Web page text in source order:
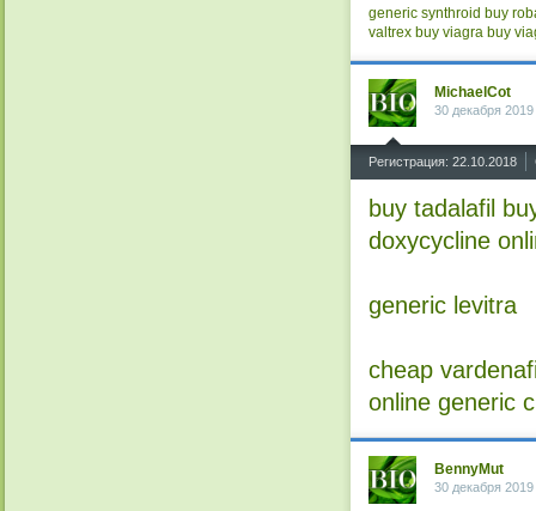
generic synthroid buy
valtrex buy viagra buy
MichaelCot
30 декабря
Регистрация: 22.10.2018
buy tadalafil
doxycycline
generic levitra
cheap
online generic
BennyMut
30 декабря